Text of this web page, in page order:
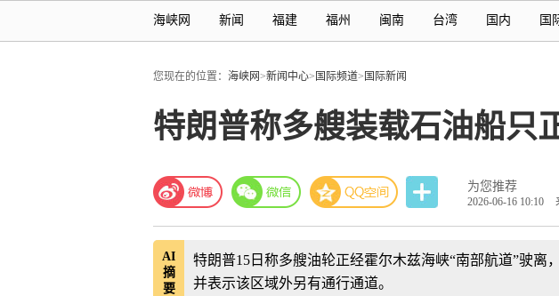
海峡网 新闻 福建 福州 闽南 台湾 国内 国
您现在的位置： 海峡网>新闻中心> 国际频道> 国际新闻
特朗普称多艘装载石油船只
为您推荐
2026-06-16 10:10
AI
摘
要
特朗普15日称多艘油轮正经霍尔木兹海峡“南部航道”驶离
并表示该区域外另有通行通道。